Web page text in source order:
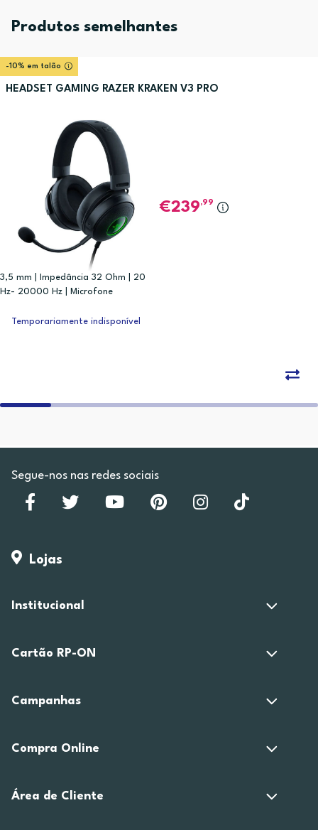
Produtos semelhantes
-10% em talão
HEADSET GAMING RAZER KRAKEN V3 PRO
3,5 mm | Impedância 32 Ohm | 20
Hz- 20000 Hz | Microfone
239,99
Temporariamente indisponível
Segue-nos nas redes sociais
Lojas
Institucional
Cartão RP-ON
Campanhas
Compra Online
Área de Cliente